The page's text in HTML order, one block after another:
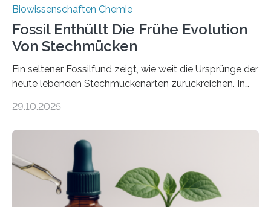
Biowissenschaften Chemie
Fossil Enthüllt Die Frühe Evolution
Von Stechmücken
Ein seltener Fossilfund zeigt, wie weit die Ursprünge der
heute lebenden Stechmückenarten zurückreichen. In
Forschende die bisher älteste bekannte Stechmücken-
Region Kachin in Myanmar und hat sich in
ausgezeichnetem Zustand erhalten. Es konnte als neue
Art einer neuen Gattung beschrieben werden und trägt
nun den Namen Cretosabethes primaevus. Dieser erste
fossile Nachweis einer Stechmückenlarve in Bernstein
29.10.2025